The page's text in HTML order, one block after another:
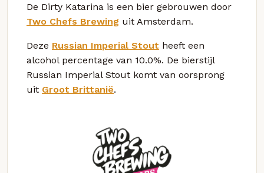
De Dirty Katarina is een bier gebrouwen door
Two Chefs Brewing uit Amsterdam.
Deze Russian Imperial Stout heeft een
alcohol percentage van 10.0%. De bierstijl
Russian Imperial Stout komt van oorsprong
uit Groot Brittanië.